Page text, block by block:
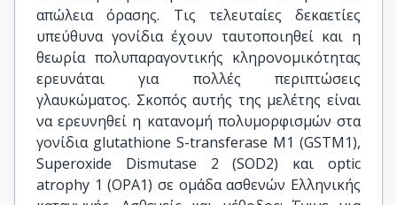
απώλεια όρασης. Τις τελευταίες δεκαετίες
υπεύθυνα γονίδια έχουν ταυτοποιηθεί και η
θεωρία πολυπαραγοντικής κληρονομικότητας
ερευνάται για πολλές περιπτώσεις
γλαυκώματος. Σκοπός αυτής της μελέτης είναι
να ερευνηθεί η κατανομή πολυμορφισμών στα
γονίδια glutathione S-transferase M1 (GSTM1),
Superoxide Dismutase 2 (SOD2) και optic
atrophy 1 (OPA1) σε ομάδα ασθενών Ελληνικής